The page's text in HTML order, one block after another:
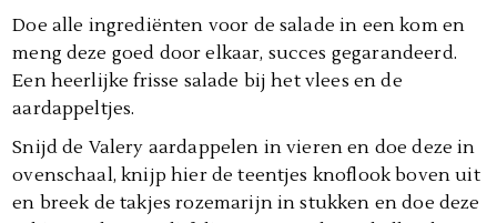
Doe alle ingrediënten voor de salade in een kom en
meng deze goed door elkaar, succes gegarandeerd.
Een heerlijke frisse salade bij het vlees en de
aardappeltjes.
Snijd de Valery aardappelen in vieren en doe deze in
ovenschaal, knijp hier de teentjes knoflook boven uit
en breek de takjes rozemarijn in stukken en doe deze